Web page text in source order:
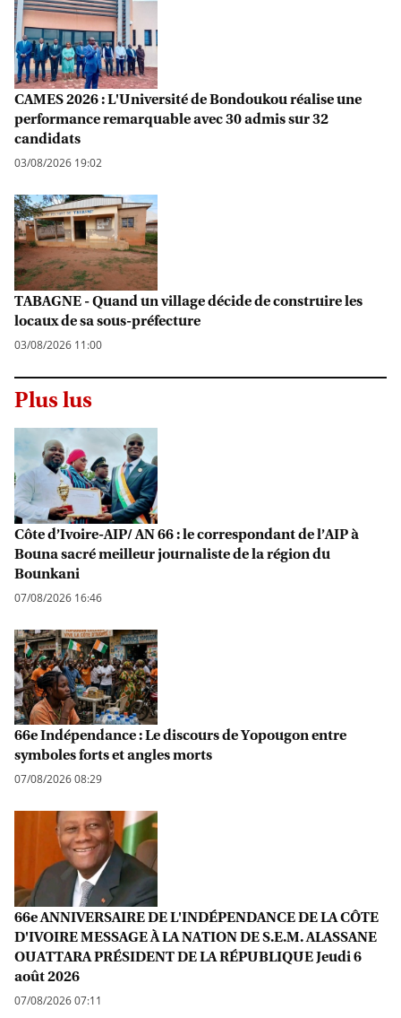
CAMES 2026 : L'Université de Bondoukou réalise une
performance remarquable avec 30 admis sur 32
candidats
03/08/2026 19:02
TABAGNE - Quand un village décide de construire les
locaux de sa sous-préfecture
03/08/2026 11:00
Plus lus
Côte d’Ivoire-AIP/ AN 66 : le correspondant de l’AIP à
Bouna sacré meilleur journaliste de la région du
Bounkani
07/08/2026 16:46
66e Indépendance : Le discours de Yopougon entre
symboles forts et angles morts
07/08/2026 08:29
66e ANNIVERSAIRE DE L'INDÉPENDANCE DE LA CÔTE
D'IVOIRE MESSAGE À LA NATION DE S.E.M. ALASSANE
OUATTARA PRÉSIDENT DE LA RÉPUBLIQUE Jeudi 6
août 2026
07/08/2026 07:11